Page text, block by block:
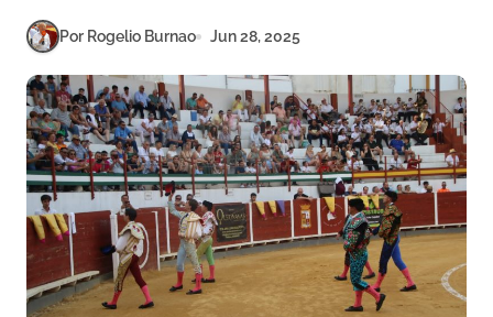
Por Rogelio Burnao Jun 28, 2025